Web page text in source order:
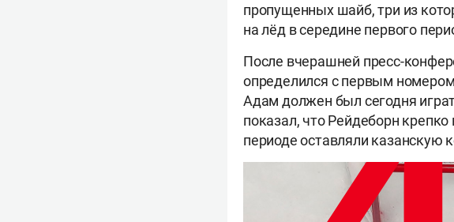
пропущенных шайб, три из
на лёд в середине первого
После вчерашней пресс-
определился с первым
Адам должен был сегодня
показал, что Рейдеборн
периоде оставляли казанскую